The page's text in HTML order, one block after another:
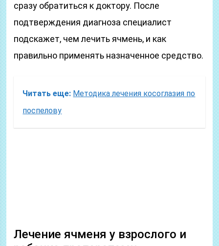
сразу обратиться к доктору. После
подтверждения диагноза специалист
подскажет, чем лечить ячмень, и как
правильно применять назначенное средство.
Читать еще: Методика лечения косоглазия по
поспелову
Лечение ячменя у взрослого и